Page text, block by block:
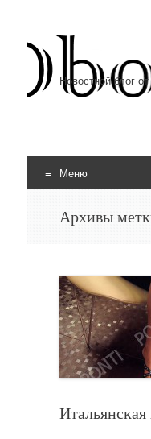
Новостной блог
Меню
Архивы